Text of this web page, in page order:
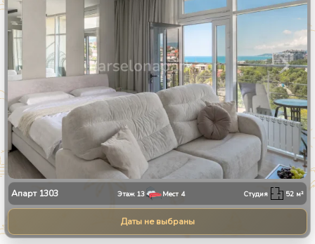
Апарт 1303 Этаж 13 Мест 4 Студия 52 м²
Даты не выбраны